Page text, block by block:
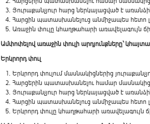
Յուրաքանչյուր հարց ներկայացված է
Հարցին պատասխանելուց անմիջապես հետո
Առաջին փուլը կհաղթահարի
Ամփոփելով առաջին փուլի արդյունքները`
Երկրորդ փուլ
Երկրորդ փուլում մասնակիցներից
Հարցերին պատասխանելու համար
Յուրաքանչյուր հարց ներկայացված է
Հարցին պատասխանելուց անմիջապես հետո
Երկրորդ փուլը կհաղթահարի